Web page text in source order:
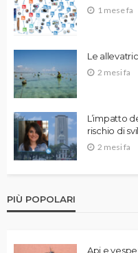
1 mese fa
Le
2 mesi fa
L’impatto
rischio di
2 mesi fa
PIÙ POPOLARI
Api e